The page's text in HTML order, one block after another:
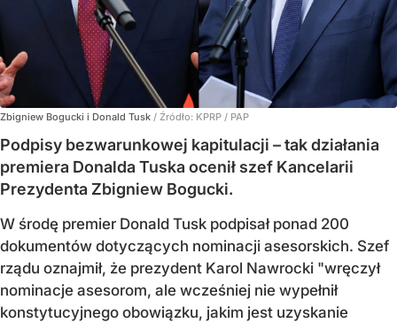
Zbigniew Bogucki i Donald Tusk / Źródło: KPRP / PAP
Podpisy bezwarunkowej kapitulacji – tak działania
premiera Donalda Tuska ocenił szef Kancelarii
Prezydenta Zbigniew Bogucki.
W środę premier Donald Tusk podpisał ponad 200
dokumentów dotyczących nominacji asesorskich. Szef
rządu oznajmił, że prezydent Karol Nawrocki "wręczył
nominacje asesorom, ale wcześniej nie wypełnił
konstytucyjnego obowiązku, jakim jest uzyskanie